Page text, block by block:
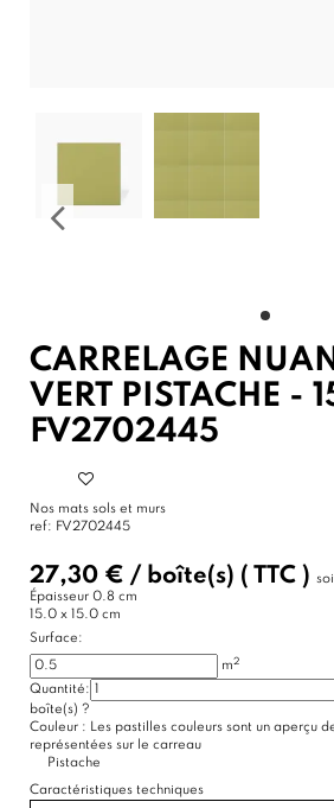
CARRELAGE
VERT PISTACHE -
FV2702445
Nos mats sols et murs
ref: FV2702445
27,30 € / boîte(s) ( TTC )
Épaisseur 0.8 cm
15.0 x 15.0 cm
Surface:
m2
Quantité:
boîte(s) ?
Couleur : Les pastilles couleurs sont un aperçu
représentées sur le carreau
Pistache
Caractéristiques techniques